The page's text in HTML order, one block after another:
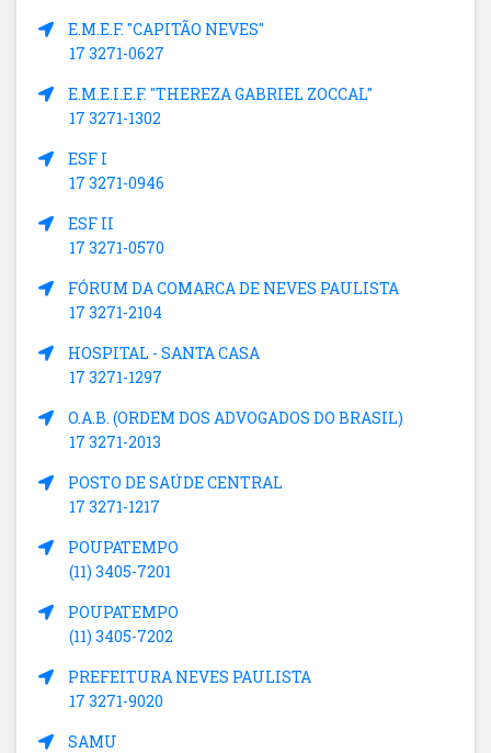
E.M.E.F. "CAPITÃO NEVES"
17 3271-0627
E.M.E.I.E.F. "THEREZA GABRIEL ZOCCAL"
17 3271-1302
ESF I
17 3271-0946
ESF II
17 3271-0570
FÓRUM DA COMARCA DE NEVES PAULISTA
17 3271-2104
HOSPITAL - SANTA CASA
17 3271-1297
O.A.B. (ORDEM DOS ADVOGADOS DO BRASIL)
17 3271-2013
POSTO DE SAÚDE CENTRAL
17 3271-1217
POUPATEMPO
(11) 3405-7201
POUPATEMPO
(11) 3405-7202
PREFEITURA NEVES PAULISTA
17 3271-9020
SAMU